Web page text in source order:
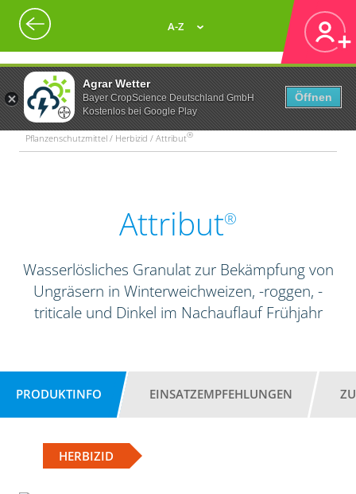
Agrar Wetter
Bayer CropScience Deutschland GmbH
Kostenlos bei Google Play
Öffnen
A-Z
Pflanzenschutzmittel / Herbizid / Attribut®
Attribut®
Wasserlösliches Granulat zur Bekämpfung von
Ungräsern in Winterweichweizen, -roggen, -
triticale und Dinkel im Nachauflauf Frühjahr
PRODUKTINFO EINSATZEMPFEHLUNGEN
HERBIZID